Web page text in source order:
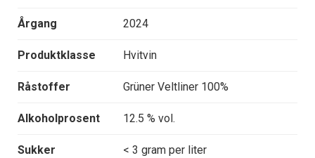
Årgang 2024
Produktklasse Hvitvin
Råstoffer Grüner Veltliner 100%
Alkoholprosent 12.5 % vol.
Sukker < 3 gram per liter